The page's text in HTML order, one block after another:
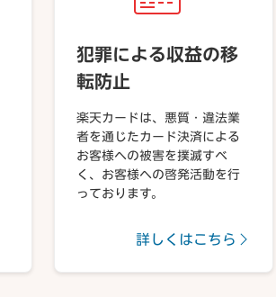
犯罪による収益の移
転防止
楽天カードは、悪質・違法業
者を通じたカード決済による
お客様への被害を撲滅すべ
く、お客様への啓発活動を行
っております。
詳しくはこちら